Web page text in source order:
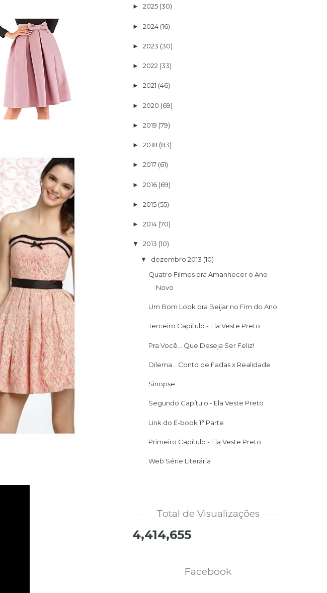
► 2025 (30)
► 2024 (16)
► 2023 (30)
► 2022 (33)
► 2021 (46)
► 2020 (69)
► 2019 (79)
► 2018 (83)
► 2017 (61)
► 2016 (69)
► 2015 (55)
► 2014 (70)
▼ 2013 (10)
▼ dezembro 2013 (10)
Quatro Filmes pra Amanhecer o Ano
Novo
Um Bom Look pra Beijar no Fim do Ano
Terceiro Capítulo - Ela Veste Preto
Pra Você... Que Deseja Ser Feliz!
Dilema... Conto de Fadas x Realidade
Sinopse
Segundo Capítulo - Ela Veste Preto
Link do E-book 1° Parte
Primeiro Capítulo - Ela Veste Preto
Web Série Literária
Total de Visualizações
4,414,655
Facebook